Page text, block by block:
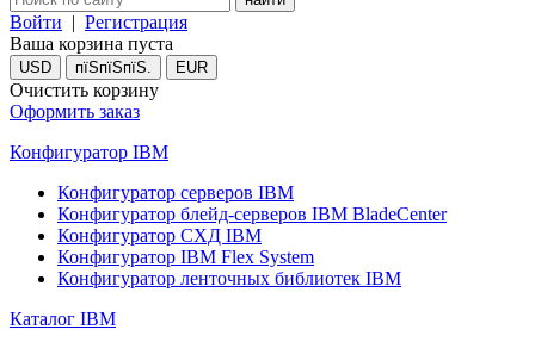
Войти | Регистрация
Ваша корзина пуста
USD пїЅпїЅпїЅ. EUR
Очистить корзину
Оформить заказ
Конфигуратор IBM
Конфигуратор серверов IBM
Конфигуратор блейд-серверов IBM BladeCenter
Конфигуратор СХД IBM
Конфигуратор IBM Flex System
Конфигуратор ленточных библиотек IBM
Каталог IBM